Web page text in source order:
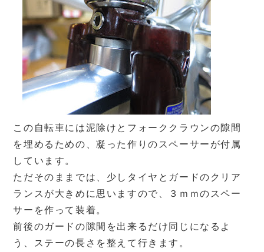
この自転車には泥除けとフォーククラウンの隙間
を埋めるための、凝った作りのスペーサーが付属
しています。
ただそのままでは、少しタイヤとガードのクリア
ランスが大きめに思いますので、３ｍｍのスペー
サーを作って装着。
前後のガードの隙間を出来るだけ同じになるよ
う、ステーの長さを整えて行きます。